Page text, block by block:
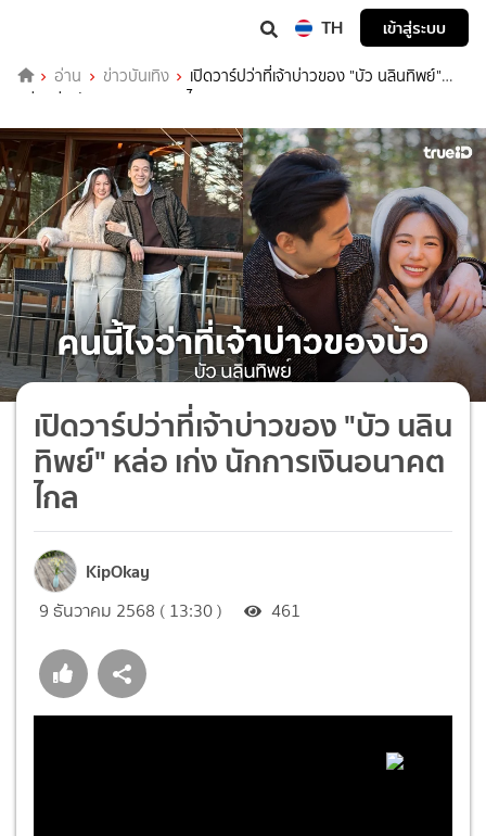
TH เข้าสู่ระบบ
อ่าน ข่าวบันเทิง
เปิดวาร์ปว่าที่เจ้าบ่าวของ "บัว นลินทิพย์"
หล่อ เก่ง นักการเงินอนาคตไกล
เปิดวาร์ปว่าที่เจ้าบ่าวของ "บัว นลิน
ทิพย์" หล่อ เก่ง นักการเงินอนาคต
ไกล
KipOkay
9 ธันวาคม 2568 ( 13:30 ) 461